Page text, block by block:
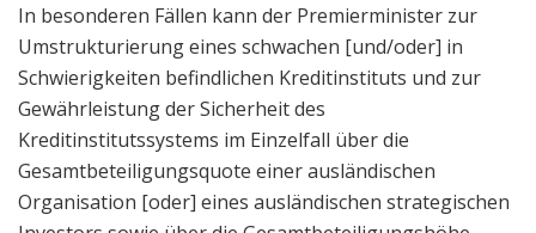
In besonderen Fällen kann der Premierminister zur
Umstrukturierung eines schwachen [und/oder] in
Schwierigkeiten befindlichen Kreditinstituts und zur
Gewährleistung der Sicherheit des
Kreditinstitutssystems im Einzelfall über die
Gesamtbeteiligungsquote einer ausländischen
Organisation [oder] eines ausländischen strategischen